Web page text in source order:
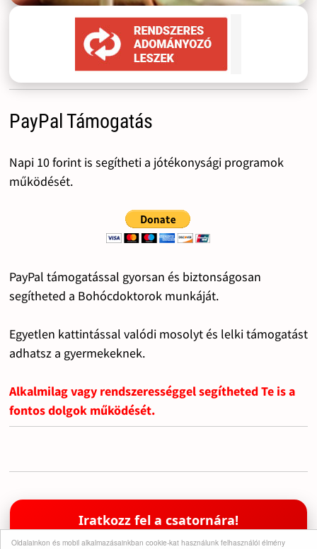
Oldalainkon és mobil alkalmazásainkban cookie-kat használunk felhasználói élmény
PayPal Támogatás
Napi 10 forint is segítheti a jótékonysági programok
működését.
PayPal támogatással gyorsan és biztonságosan
segítheted a Bohócdoktorok munkáját.
Egyetlen kattintással valódi mosolyt és lelki támogatást
adhatsz a gyermekeknek.
Alkalmilag vagy rendszerességgel segítheted Te is a
fontos dolgok működését.
Iratkozz fel a csatornára!
Támogasd a munkánkat egy feliratkozással